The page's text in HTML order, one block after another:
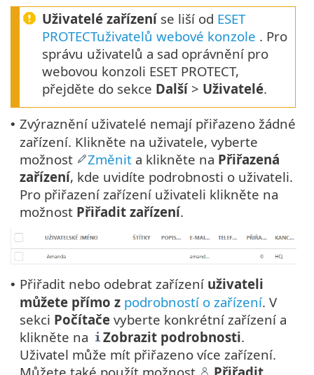
Uživatelé zařízeníse liší od ESET
PROTECTuživatelů webové konzole . Pro
správu uživatelů a sad oprávnění pro
webovou konzoli ESET PROTECT,
přejděte do sekce Další> Uživatelé.
• Zvýraznění uživatelé nemají přiřazeno žádné
zařízení. Klikněte na uživatele, vyberte
možnost
Změnit a klikněte na Přiřazená
zařízení, kde uvidíte podrobnosti o uživateli.
Pro přiřazení zařízení uživateli klikněte na
možnost Přiřadit zařízení.
• Přiřadit nebo odebrat zařízení uživateli
můžete přímo z podrobností o zařízení. V
sekci Počítače vyberte konkrétní zařízení a
klikněte na
Zobrazit podrobnosti.
Uživatel může mít přiřazeno více zařízení.